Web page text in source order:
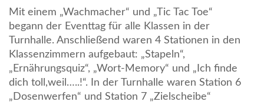
Mit einem „Wachmacher“ und „Tic Tac Toe“
begann der Eventtag für alle Klassen in der
Turnhalle. Anschließend waren 4 Stationen in den
Klassenzimmern aufgebaut: „Stapeln“,
„Ernährungsquiz“, „Wort-Memory“ und „Ich finde
dich toll,weil…..!“. In der Turnhalle waren Station 6
„Dosenwerfen“ und Station 7 „Zielscheibe“